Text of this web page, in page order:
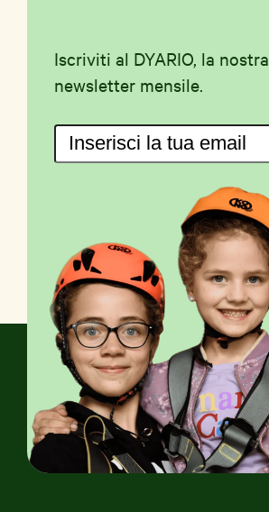
Iscriviti al DYARIO, la nostra
newsletter mensile.